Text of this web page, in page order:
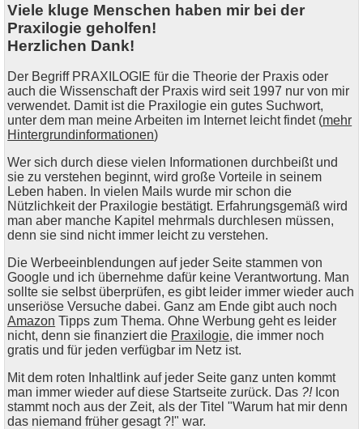
Viele kluge Menschen haben mir bei der
Praxilogie geholfen!
Herzlichen Dank!
Der Begriff PRAXILOGIE für die Theorie der Praxis oder
auch die Wissenschaft der Praxis wird seit 1997 nur von mir
verwendet. Damit ist die Praxilogie ein gutes Suchwort,
unter dem man meine Arbeiten im Internet leicht findet (mehr
Hintergrundinformationen)
Wer sich durch diese vielen Informationen durchbeißt und
sie zu verstehen beginnt, wird große Vorteile in seinem
Leben haben. In vielen Mails wurde mir schon die
Nützlichkeit der Praxilogie bestätigt. Erfahrungsgemäß wird
man aber manche Kapitel mehrmals durchlesen müssen,
denn sie sind nicht immer leicht zu verstehen.
Die Werbeeinblendungen auf jeder Seite stammen von
Google und ich übernehme dafür keine Verantwortung. Man
sollte sie selbst überprüfen, es gibt leider immer wieder auch
unseriöse Versuche dabei. Ganz am Ende gibt auch noch
Amazon Tipps zum Thema. Ohne Werbung geht es leider
nicht, denn sie finanziert die Praxilogie, die immer noch
gratis und für jeden verfügbar im Netz ist.
Mit dem roten Inhaltlink auf jeder Seite ganz unten kommt
man immer wieder auf diese Startseite zurück. Das ?!Icon
stammt noch aus der Zeit, als der Titel "Warum hat mir denn
das niemand früher gesagt ?!" war.